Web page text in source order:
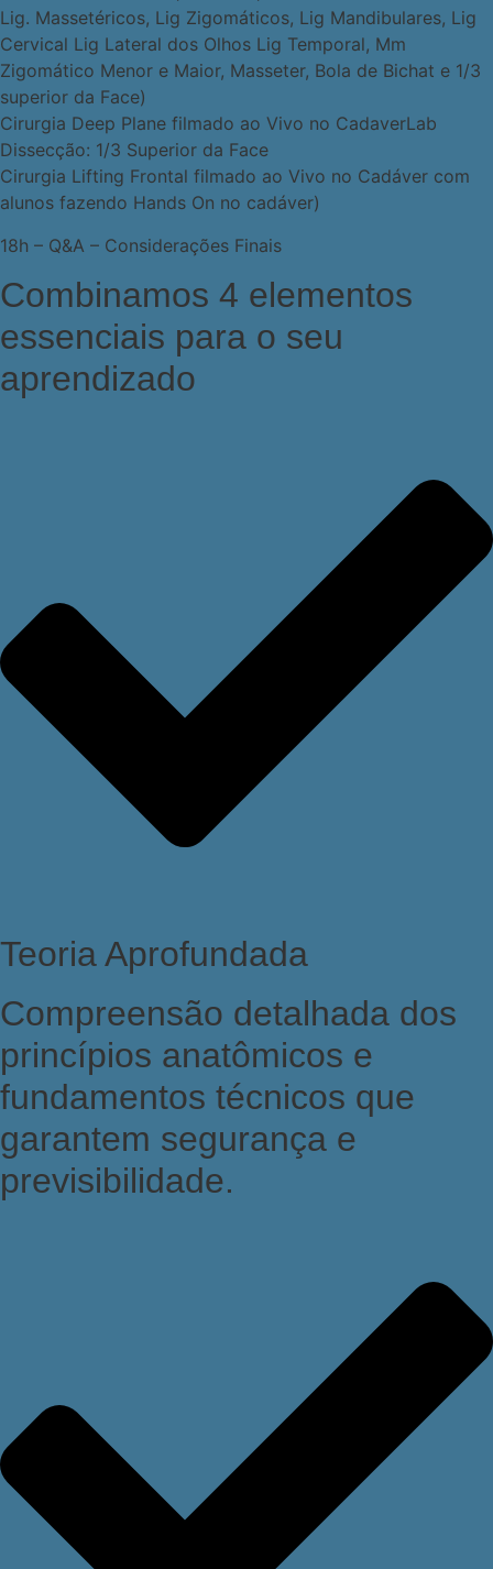
Lig. Massetéricos, Lig Zigomáticos, Lig Mandibulares, Lig
Cervical Lig Lateral dos Olhos Lig Temporal, Mm
Zigomático Menor e Maior, Masseter, Bola de Bichat e 1/3
superior da Face)
Cirurgia Deep Plane filmado ao Vivo no CadaverLab
Dissecção: 1/3 Superior da Face
Cirurgia Lifting Frontal filmado ao Vivo no Cadáver com
alunos fazendo Hands On no cadáver)
18h – Q&A – Considerações Finais
Combinamos 4 elementos
essenciais para o seu
aprendizado
Teoria Aprofundada
Compreensão detalhada dos
princípios anatômicos e
fundamentos técnicos que
garantem segurança e
previsibilidade.